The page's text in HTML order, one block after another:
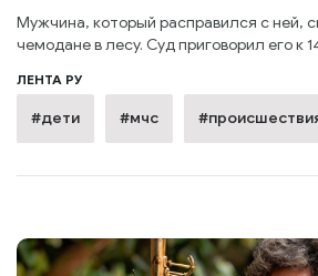
Мужчина, который расправился с ней,
чемодане в лесу. Суд приговорил его к
ЛЕНТА РУ
#дети #мчс